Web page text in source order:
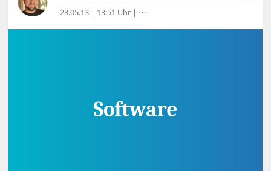
23.05.13 | 13:51 Uhr | ⋯